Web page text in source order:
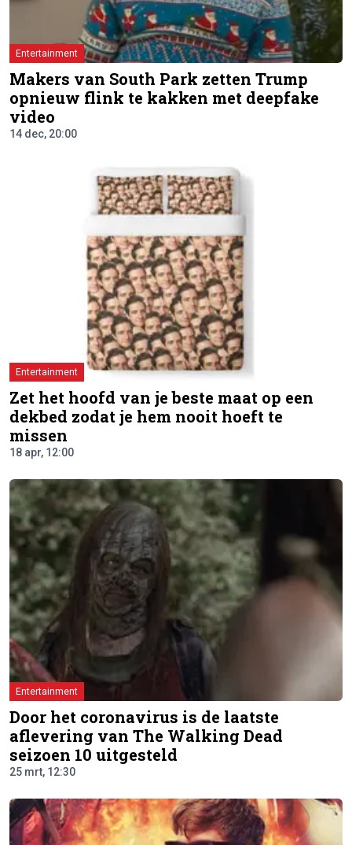
Entertainment
Makers van South Park zetten Trump
opnieuw flink te kakken met deepfake
video
14 dec, 20:00
Entertainment
Zet het hoofd van je beste maat op een
dekbed zodat je hem nooit hoeft te
missen
18 apr, 12:00
Entertainment
Door het coronavirus is de laatste
aflevering van The Walking Dead
seizoen 10 uitgesteld
25 mrt, 12:30